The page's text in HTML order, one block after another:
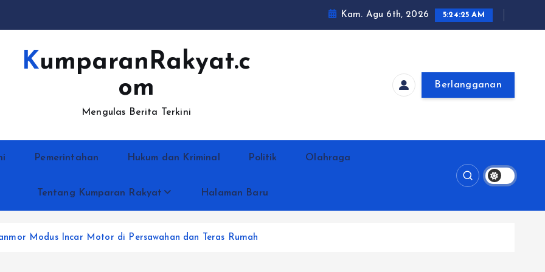
Kam. Agu 6th, 2026 5:24:26 AM
KumparanRakyat.c
om
Mengulas Berita Terkini
Berlangganan
Pemerintahan Hukum dan Kriminal Politik Olahraga
Tentang Kumparan Rakyat Halaman Baru
Modus Incar Motor di Persawahan dan Teras Rumah